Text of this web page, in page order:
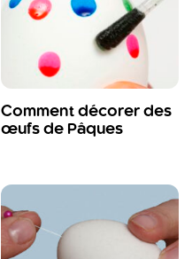
Comment décorer des
œufs de Pâques